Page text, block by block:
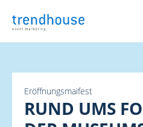
Eröffnungsmaifest
RUND UMS